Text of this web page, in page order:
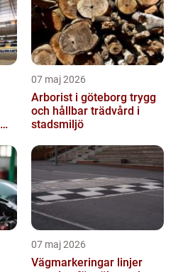
07 maj 2026
Arborist i göteborg trygg
och hållbar trädvård i
stadsmiljö
07 maj 2026
Vägmarkeringar linjer